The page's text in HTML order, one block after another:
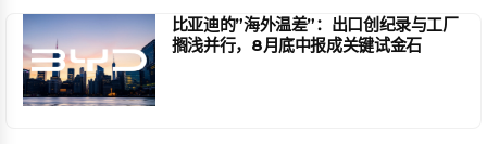
比亚迪的”海外温差”：出口创纪录与工厂
搁浅并行，8月底中报成关键试金石